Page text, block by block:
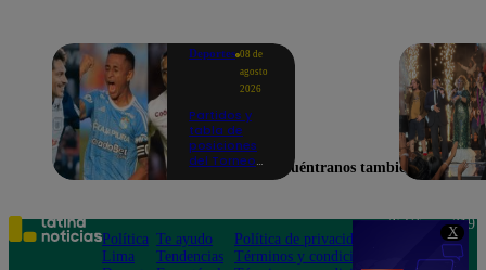
X
Deportes 08 de
agosto
2026
Partidos y
tabla de
posiciones
del Torneo
en la fecha 4
Encuéntranos también en
Política
Lima
Te ayudo
Tendencias
Política de privacidad
Términos y condiciones
Teléfono: 219
Av. San